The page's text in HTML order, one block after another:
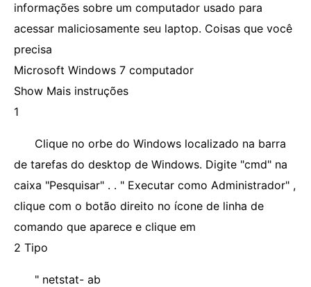
informações sobre um computador usado para
acessar maliciosamente seu laptop. Coisas que você
precisa
Microsoft Windows 7 computador
Show Mais instruções
1
Clique no orbe do Windows localizado na barra
de tarefas do desktop de Windows. Digite "cmd" na
caixa "Pesquisar" . . " Executar como Administrador" ,
clique com o botão direito no ícone de linha de
comando que aparece e clique em
2 Tipo
" netstat- ab